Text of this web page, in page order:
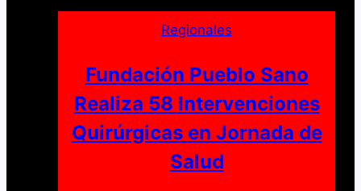
Patronal
en
honor
a
Regionales
Fundación Pueblo Sano
Realiza 58 Intervenciones
Quirúrgicas en Jornada de
Salud